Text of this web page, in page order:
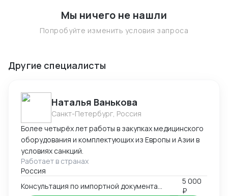
Мы ничего не нашли
Попробуйте изменить условия запроса
Другие специалисты
Наталья Ванькова
Санкт-Петербург, Россия
Более четырёх лет работы в закупках медицинского
оборудования и комплектующих из Европы и Азии в
условиях санкций.
Работает в странах
Россия
5 000
₽